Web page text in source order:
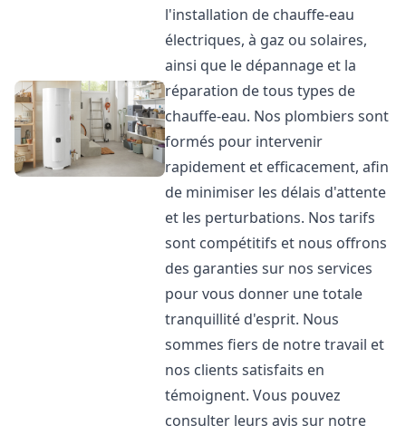
l'installation de chauffe-eau
électriques, à gaz ou solaires,
ainsi que le dépannage et la
réparation de tous types de
chauffe-eau. Nos plombiers sont
formés pour intervenir
rapidement et efficacement, afin
de minimiser les délais d'attente
et les perturbations. Nos tarifs
sont compétitifs et nous offrons
des garanties sur nos services
pour vous donner une totale
tranquillité d'esprit. Nous
sommes fiers de notre travail et
nos clients satisfaits en
témoignent. Vous pouvez
consulter leurs avis sur notre